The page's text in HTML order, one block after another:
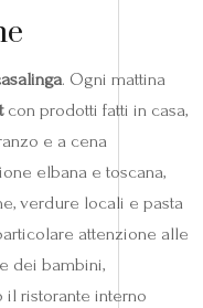
. Ogni mattina
con prodotti fatti in casa,
e a cena
elbana e toscana,
verdure locali e pasta
attenzione alle
dei bambini,
il ristorante interno